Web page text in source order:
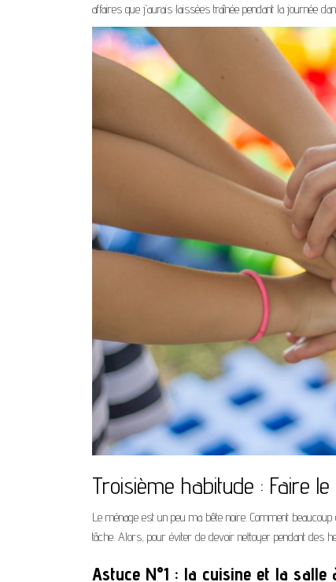
affaires que j’aurais laissées traînée pendant la journée
Troisième habitude : Faire
Le ménage est un peu ma bête noire. Comment
tâche. Alors, pour éviter de devoir nettoyer pendant des
Astuce N°1 : la cuisine et la salle